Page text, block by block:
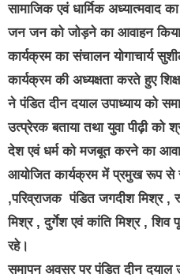
सामाजिक एवं धार्मिक अध्यात्मवाद
जन जन को जोड़ने का आवाहन
कार्यक्रम का संचालन योगाचार्य
कार्यक्रम की अध्यक्षता करते हुए
ने पंडित दीन दयाल उपाध्याय को
उत्प्रेरक बताया तथा युवा पीढ़ी को
देश एवं धर्म को मजबूत करने का
आयोजित कार्यक्रम में प्रमुख रूप से
,परिव्राजक पंडित जगदीश मिश्र
मिश्र , दुर्गेश एवं कांति मिश्र , शिव
रहे।
समापन अवसर पर पंडित दीन दयाल